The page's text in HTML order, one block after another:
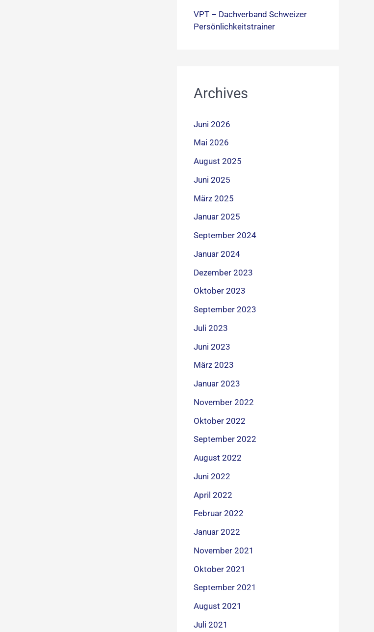
VPT – Dachverband Schweizer
Persönlichkeitstrainer
Archives
Juni 2026
Mai 2026
August 2025
Juni 2025
März 2025
Januar 2025
September 2024
Januar 2024
Dezember 2023
Oktober 2023
September 2023
Juli 2023
Juni 2023
März 2023
Januar 2023
November 2022
Oktober 2022
September 2022
August 2022
Juni 2022
April 2022
Februar 2022
Januar 2022
November 2021
Oktober 2021
September 2021
August 2021
Juli 2021